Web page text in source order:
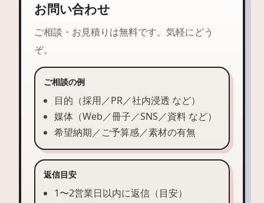
お問い合わせ
ご相談・お見積りは無料です。気軽にどう
ぞ。
ご相談の例
目的（採用／PR／社内浸透 など）
媒体（Web／冊子／SNS／資料 など）
希望納期／ご予算感／素材の有無
返信目安
1〜2営業日以内に返信（目安）